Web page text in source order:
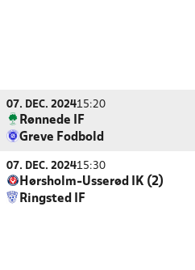
07. DEC. 202415:20
Rønnede IF
Greve Fodbold
07. DEC. 202415:30
Hørsholm-Usserød IK (2)
Ringsted IF